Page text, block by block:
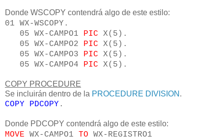
Donde WSCOPY contendrá algo de este estilo:
01 WX-WSCOPY.
05 WX-CAMPO1 PIC X(5).
05 WX-CAMPO2 PIC X(5).
05 WX-CAMPO3 PIC X(5).
05 WX-CAMPO4 PIC X(5).
COPY PROCEDURE
Se incluirán dentro de la PROCEDURE DIVISION .
COPY PDCOPY .
Donde PDCOPY contendrá algo de este estilo:
MOVE WX-CAMPO1 TO WX-REGISTRO1